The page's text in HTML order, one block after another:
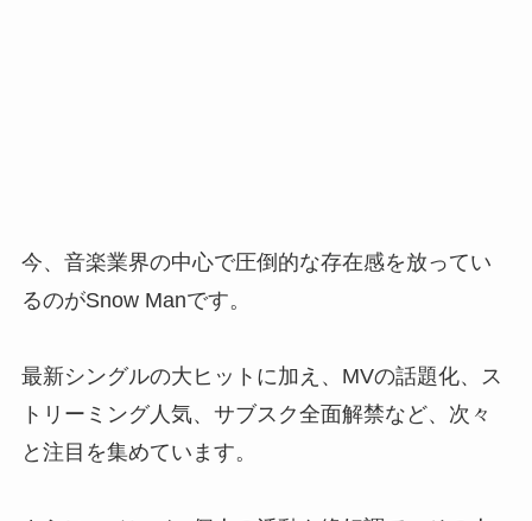
今、音楽業界の中心で圧倒的な存在感を放ってい
るのがSnow Manです。
最新シングルの大ヒットに加え、MVの話題化、ス
トリーミング人気、サブスク全面解禁など、次々
と注目を集めています。